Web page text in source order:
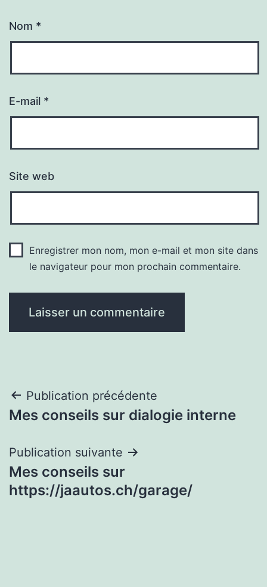
Nom *
E-mail *
Site web
Enregistrer mon nom, mon e-mail et mon site dans
le navigateur pour mon prochain commentaire.
Navigation
de
l’article
Publication précédente
Mes conseils sur dialogie interne
Publication suivante
Mes conseils sur
https://jaautos.ch/garage/